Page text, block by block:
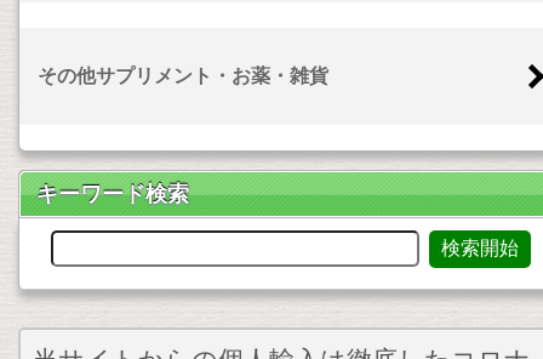
その他サプリメント・お薬・雑貨
キーワード検索